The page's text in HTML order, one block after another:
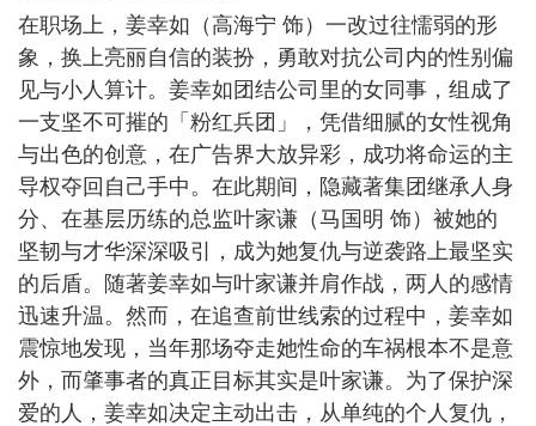
在职场上，姜幸如（高海宁 饰）一改过往懦弱的形
象，换上亮丽自信的装扮，勇敢对抗公司内的性别偏
见与小人算计。姜幸如团结公司里的女同事，组成了
一支坚不可摧的「粉红兵团」，凭借细腻的女性视角
与出色的创意，在广告界大放异彩，成功将命运的主
导权夺回自己手中。在此期间，隐藏著集团继承人身
分、在基层历练的总监叶家谦（马国明 饰）被她的
坚韧与才华深深吸引，成为她复仇与逆袭路上最坚实
的后盾。随著姜幸如与叶家谦并肩作战，两人的感情
迅速升温。然而，在追查前世线索的过程中，姜幸如
震惊地发现，当年那场夺走她性命的车祸根本不是意
外，而肇事者的真正目标其实是叶家谦。为了保护深
爱的人，姜幸如决定主动出击，从单纯的个人复仇，